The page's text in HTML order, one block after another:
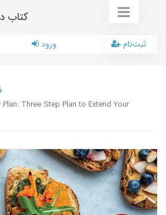
کتاب
ورود ثبت‌نام
Three Step Plan to Extend Your